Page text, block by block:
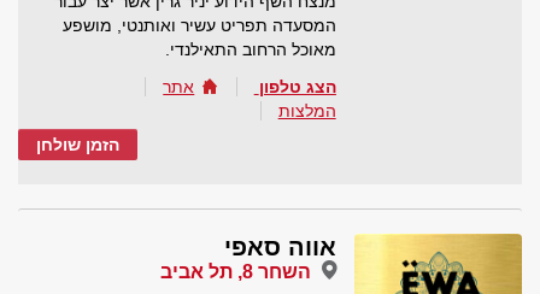
המסעדה תפריט עשיר ואותנטי, מושפע
מאוכל הרחוב התאילנדי.
הצג טלפון
אתר
המלצות
הזמן שולחן
אווה סאפי
השחר 8, תל אביב